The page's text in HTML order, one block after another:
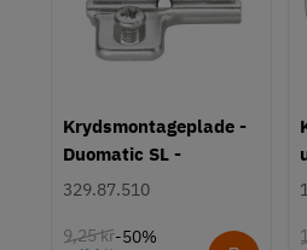
Drejelige kroge
Krydsmontageplade -
Duomatic SL -
Euroskruer
329.87.510
9,25 kr-50%